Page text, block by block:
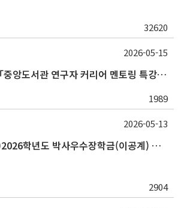
32620
2026년 제4회「중앙도서관 연구자 커리어 멘토링 특강」개최 안내
1989
2026-05-15
(신청기간 수정)2026학년도 박사우수장학금(이공계) 신규장학생 선발 안내(~5/21(목) 오전 11시까지)
2904
2026-05-13